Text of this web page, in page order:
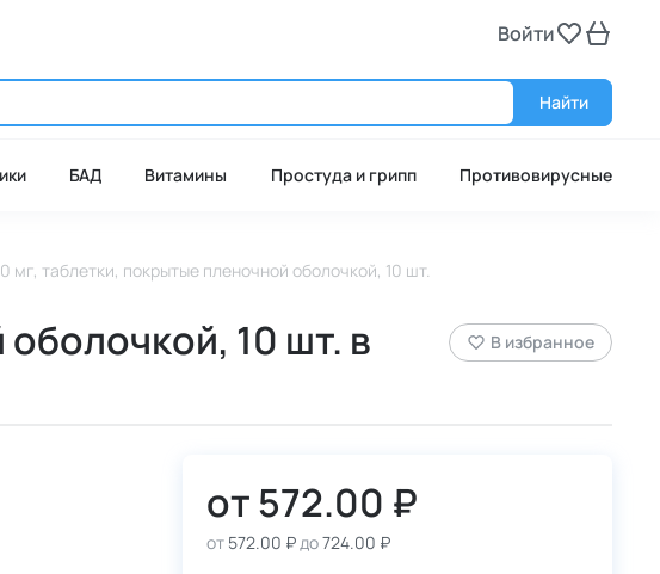
Войти
Найти
БАД Витамины Простуда и грипп Противовирусные
мг, таблетки, покрытые пленочной оболочкой, 10 шт.
10 шт. в
В избранное
от572.00 ₽
от 572.00 ₽до724.00 ₽